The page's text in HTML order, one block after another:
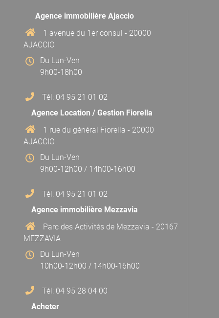
Agence immobilière Ajaccio
1 avenue du 1er consul - 20000
AJACCIO
Du Lun-Ven
9h00-18h00
Tél: 04 95 21 01 02
Agence Location / Gestion Fiorella
1 rue du général Fiorella - 20000
AJACCIO
Du Lun-Ven
9h00-12h00 / 14h00-16h00
Tél: 04 95 21 01 02
Agence immobilière Mezzavia
Parc des Activités de Mezzavia - 20167
MEZZAVIA
Du Lun-Ven
10h00-12h00 / 14h00-16h00
Tél: 04 95 28 04 00
Acheter